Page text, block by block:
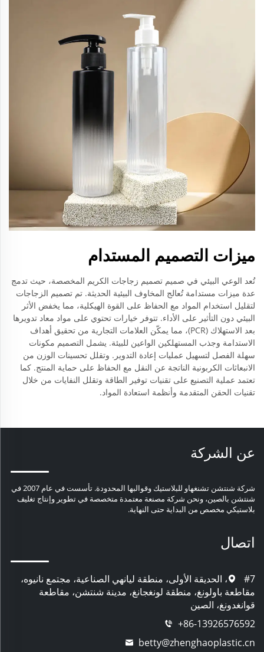
ميزات التصميم المستدام
تُعد الوعي البيئي في صميم تصميم زجاجات الكريم المخصصة، حيث تدمج
عدة ميزات مستدامة تُعالج المخاوف البيئية الحديثة. تم تصميم الزجاجات
لتقليل استخدام المواد مع الحفاظ على القوة الهيكلية، مما يخفض الأثر
البيئي دون التأثير على الأداء. تتوفر خيارات تحتوي على مواد معاد تدويرها
بعد الاستهلاك (PCR)، مما يمكّن العلامات التجارية من تحقيق أهداف
الاستدامة وجذب المستهلكين الواعين للبيئة. يشمل التصميم مكونات
سهلة الفصل لتسهيل عمليات إعادة التدوير. وتقلل تحسينات الوزن من
الانبعاثات الكربونية الناتجة عن النقل مع الحفاظ على حماية المنتج. كما
تعتمد عملية التصنيع على تقنيات توفير الطاقة وتقلل النفايات من خلال
تقنيات الحقن المتقدمة وأنظمة استعادة المواد.
عن الشركة
شركة شنتشن تشنغهاو للبلاستيك وقوالبها المحدودة. تأسست في عام 2007 في
شنتشن بالصين، ونحن شركة مصنعة معتمدة متخصصة في تطوير وإنتاج تغليف
بلاستيكي مخصص من البداية حتى النهاية.
اتصال
#7، الحديقة الأولى، منطقة ليانهي الصناعية، مجتمع نانيوه،
مقاطعة باولونغ، منطقة لونغجانغ، مدينة شنتشن، مقاطعة
قوانغدونغ، الصين
+86-13926576592
betty@zhenghaoplastic.cn